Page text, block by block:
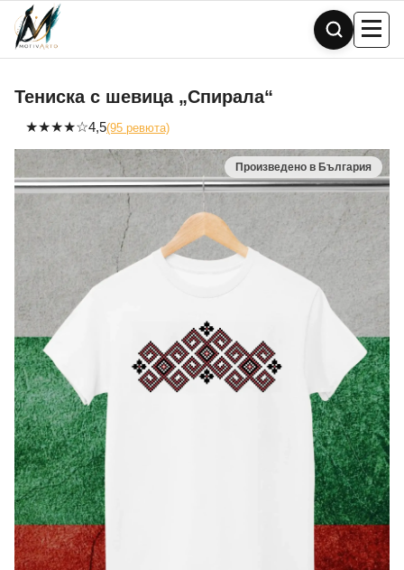
Skip
content
Тениска с шевица „Спирала“
★★★★☆4,5(95 ревюта)